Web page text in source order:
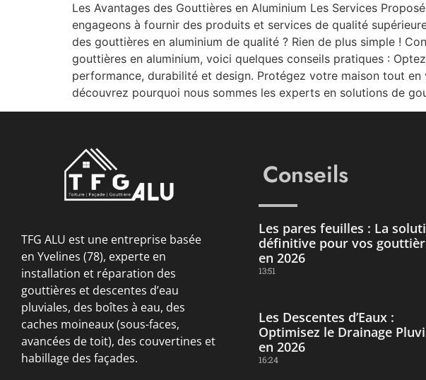
Les Avantages des Gouttières en Aluminium Les Services
engageons à fournir des produits et services de qualité
des gouttières en aluminium de qualité ? Rien de plus simple !
gouttières en aluminium, voici quelques conseils pratiques :
performance, durabilité et design. Protégez votre maison tout
découvrez pourquoi nous sommes les experts en solutions de
TFG ALU est une entreprise basée
en Yvelines (78), experte en
installation et réparation des
gouttières et descentes d’eau
pluviales, des boîtes à eau, des
caches moineaux (sous-faces,
avancées de toit), des couvertines et
habillage des façades.
Conseils
Les pares feuilles : La
définitive pour vos
en 2026
13:51
Les Descentes d’Eaux :
Optimisez le Drainage
en 2026
16:24